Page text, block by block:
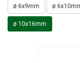
ø 6x9mm ø
ø 10x16mm